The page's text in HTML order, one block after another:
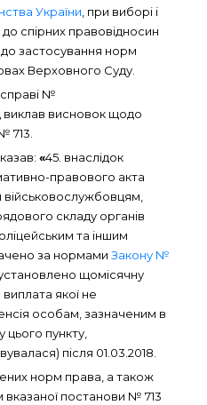
України , при виборі і
спірних правовідносин
застосування норм
Верховного Суду.
справі №
виклав висновок щодо
713.
«45. внаслідок
правового акта
військовослужбовцям,
складу органів
та іншим
за нормами Закону №
щомісячну
якої не
особам, зазначеним в
пункту,
після 01.03.2018.
норм права, а також
постанови № 713